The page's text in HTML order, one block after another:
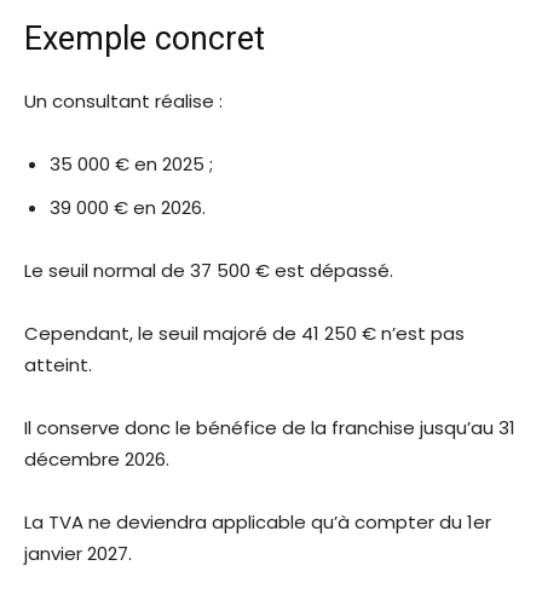
Exemple concret
Un consultant réalise :
35 000 € en 2025 ;
39 000 € en 2026.
Le seuil normal de 37 500 € est dépassé.
Cependant, le seuil majoré de 41 250 € n’est pas
atteint.
Il conserve donc le bénéfice de la franchise jusqu’au 31
décembre 2026.
La TVA ne deviendra applicable qu’à compter du 1er
janvier 2027.